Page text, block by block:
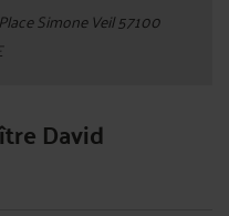
Simone Veil 57100
David